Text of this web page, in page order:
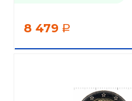
8 479 a